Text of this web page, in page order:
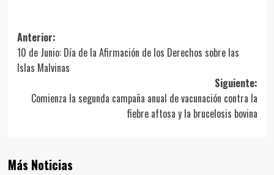
Navegación
de
entradas
Anterior:
10 de Junio: Día de la Afirmación de los Derechos sobre las
Islas Malvinas
Siguiente:
Comienza la segunda campaña anual de vacunación contra la
fiebre aftosa y la brucelosis bovina
Más Noticias